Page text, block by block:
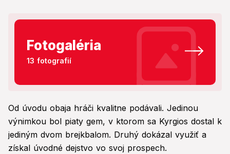
Fotogaléria
13 fotografií
Od úvodu obaja hráči kvalitne podávali. Jedinou
výnimkou bol piaty gem, v ktorom sa Kyrgios dostal k
jediným dvom brejkbalom. Druhý dokázal využiť a
získal úvodné dejstvo vo svoj prospech.